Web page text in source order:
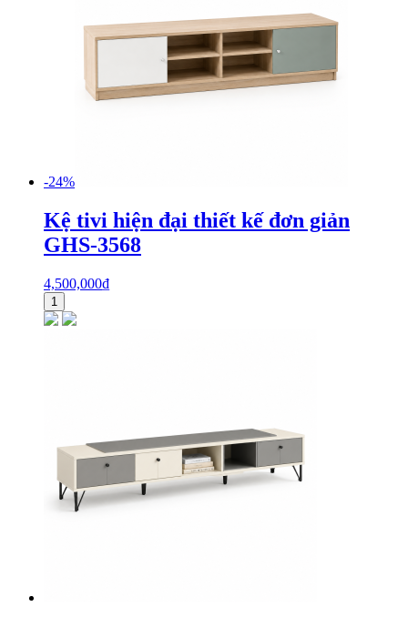
-24%
Kệ tivi hiện đại thiết kế đơn giản
GHS-3568
4,500,000₫
1